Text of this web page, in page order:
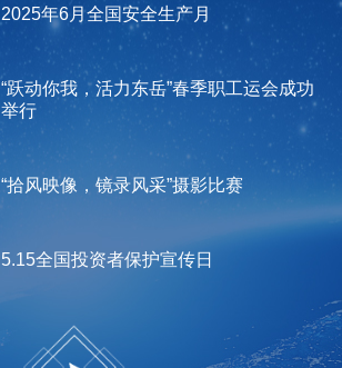
2025年6月全国安全生产月
“跃动你我，活力东岳”春季职工运会成功
举行
“拾风映像，镜录风采”摄影比赛
5.15全国投资者保护宣传日